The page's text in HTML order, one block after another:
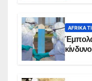
AFRIKA